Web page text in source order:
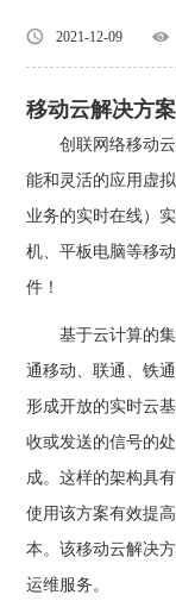
2021-12-09
移动云解决方案
创联网络移动
能和灵活的应用虚
业务的实时在线）
机、平板电脑等移
件！
基于云计算的
通移动、联通、铁
形成开放的实时云
收或发送的信号的
成。这样的架构具
使用该方案有效提
本。该移动云解决
运维服务。